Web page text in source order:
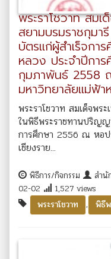
พระราโชวาท สมเ
สยามบรมราชกุม
บัตรแก่ผู้สำเร็จกา
หลวง ประจำปีกา
กุมภาพันธ์ 2558
มหาวิทยาลัยแม่ฟ้
พระราโชวาท สมเด็จพร
ในพิธีพระราชทานปริญญ
การศึกษา 2556 ณ หอป
เชียงราย...
พิธีการ/กิจกรรม สำนั
02-02
1,527 views
พระราโชวาท
, พิธี